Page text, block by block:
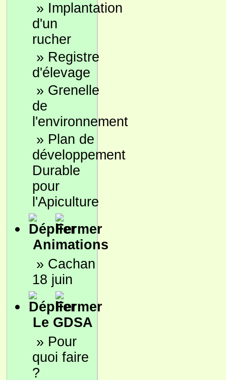
» Implantation
d'un
rucher
» Registre
d'élevage
» Grenelle
de
l'environnement
» Plan de
développement
Durable
pour
l'Apiculture
Animations
» Cachan
18 juin
Le GDSA
» Pour
quoi faire
?